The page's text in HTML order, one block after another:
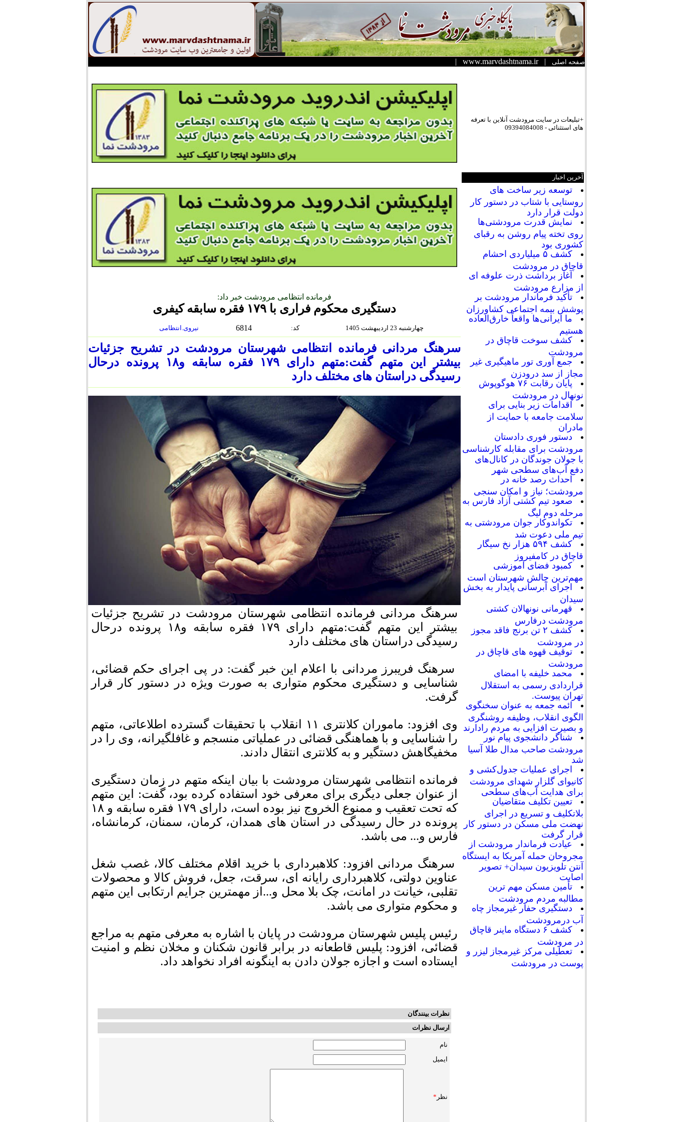
صفحه اصلی |
www.marvdashtnama.ir
|
+تبلیعات در سایت مرودشت آنلاین با تعرفه
های استثنائی - 09394084008
آخرین اخبار
توسعه زیر ساخت های
روستایی با شتاب در دستور کار
دولت قرار دارد
نمایش قدرت مرودشتی‌ها
روی تخته پیام روشن به رقبای
کشوری بود
کشف ۵ میلیاردی احشام
قاچاق در مرودشت
آغاز برداشت ذرت علوفه ای
از مزارع مرودشت
تأکید فرماندار مرودشت بر
پوشش بیمه اجتماعی کشاورزان
ما ایرانی‌ها واقعاً خارق‌العاده
هستیم
کشف سوخت قاچاق در
مرودشت
جمع آوری تور ماهیگیری غیر
مجاز از سد درودزن
پایان رقابت‌ ۷۶ هوگوپوش
نونهال در مرودشت
اقدامات زیر بنایی برای
سلامت جامعه با حمایت از
مادران
دستور فوری دادستان
مرودشت برای مقابله کارشناسی
با جولان جوندگان در کانال‌های
دفع آب‌های سطحی شهر
احداث رصد خانه در
مرودشت؛ نیاز و امکان سنجی
صعود تیم کشتی آزاد فارس به
مرحله دوم لیگ
تکواندوکار جوان مرودشتی به
تیم ملی دعوت شد
کشف ۵۹۴ هزار نخ سیگار
قاچاق در کامفیروز
کمبود فضای آموزشی
مهم‌ترین چالش شهرستان است
اجرای آبرسانی پایدار به بخش
سیدان
قهرمانی نونهالان کشتی
مرودشت درفارس
کشف ۲ تن برنج فاقد مجوز
در مرودشت
توقیف قهوه های قاچاق در
مرودشت
محمد خلیفه با امضای
قراردادی رسمی به استقلال
تهران پیوست.
ائمه جمعه به عنوان سخنگوی
الگوی انقلاب، وظیفه روشنگری
و بصیرت افزایی به مردم رادارند
شناگر دانشجوی پیام نور
مرودشت صاحب مدال طلا آسیا
شد
اجرای عملیات جدول‌کشی و
کانیوای گلزار شهدای مرودشت
برای هدایت آب‌های سطحی
تعیین تکلیف متقاضیان
بلاتکلیف و تسریع در اجرای
نهضت ملی مسکن در دستور کار
قرار گرفت
عیادت فرماندار مرودشت از
مجروحان حمله آمریکا به ایستگاه
آنتن تلویزیون سیدان+ تصویر
اصابت
تأمین مسکن مهم ترین
مطالبه مردم مرودشت
دستگیری حفار غیرمجاز چاه
آب درمرودشت
کشف ۶ دستگاه ماینر قاچاق
در مرودشت
تعطیلی مرکز غیرمجاز لیزر و
پوست در مرودشت
فرمانده انتظامی مرودشت خبر داد:
دستگیری محکوم فراری با ۱۷۹ فقره سابقه کیفری
6814 :كد چهارشنبه 23 ارديبهشت 1405
سرهنگ مردانی فرمانده انتظامی شهرستان مرودشت در تشریح جزئیات
بیشتر این متهم گفت:متهم دارای ۱۷۹ فقره سابقه و۱۸ پرونده درحال
رسیدگی دراستان های مختلف دارد
سرهنگ مردانی فرمانده انتظامی شهرستان مرودشت در تشریح جزئیات
بیشتر این متهم گفت:متهم دارای ۱۷۹ فقره سابقه و۱۸ پرونده درحال
رسیدگی دراستان های مختلف دارد
سرهنگ فریبرز مردانی با اعلام این خبر گفت: در پی اجرای حکم قضائی،
شناسایی و دستگیری محکوم متواری به صورت ویژه در دستور کار قرار
گرفت.
وی افزود: ماموران کلانتری ۱۱ انقلاب با تحقیقات گسترده اطلاعاتی، متهم
را شناسایی و با هماهنگی قضائی در عملیاتی منسجم و غافلگیرانه، وی را در
مخفیگاهش دستگیر و به کلانتری انتقال دادند.
فرمانده انتظامی شهرستان مرودشت با بیان اینکه متهم در زمان دستگیری
از عنوان جعلی دیگری برای معرفی خود استفاده کرده بود، گفت: این متهم
که تحت تعقيب و ممنوع الخروج نیز بوده است، دارای ۱۷۹ فقره سابقه و ۱۸
پرونده در حال رسیدگی در استان های همدان، کرمان، سمنان، کرمانشاه،
فارس و... می باشد.
سرهنگ مردانی افزود: کلاهبرداری با خرید اقلام مختلف کالا، غصب شغل
عناوین دولتی، کلاهبرداری رایانه ای، سرقت، جعل، فروش کالا و محصولات
تقلبی، خیانت در امانت، چک بلا محل و...از مهمترین جرایم ارتکابی این متهم
و محکوم متواری می باشد.
رئیس پلیس شهرستان مرودشت در پایان با اشاره به معرفی متهم به مراجع
قضائی، افزود: پلیس قاطعانه در برابر قانون شکنان و مخلان نظم و امنیت
ایستاده است و اجازه جولان دادن به اینگونه افراد نخواهد داد.
نظرات بینندگان
ارسال نظرات
نام
ایمیل
نظر *